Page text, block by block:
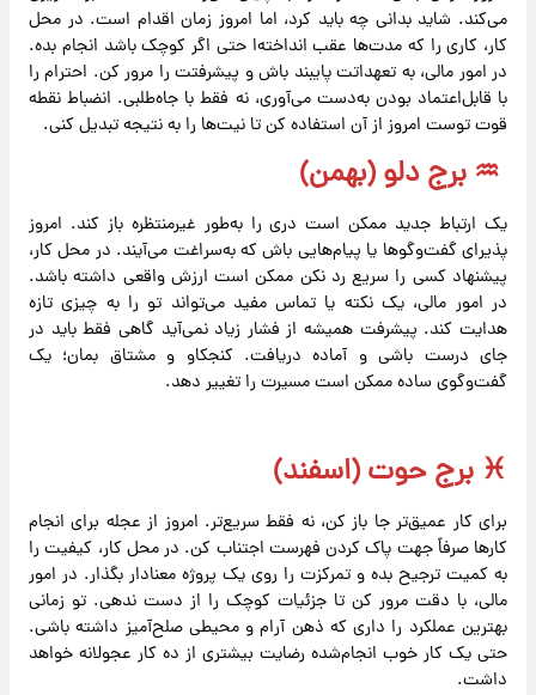
می‌کند. شاید بدانی چه باید کرد، اما امروز زمان اقدام است. در محل
کار، کاری را که مدت‌ها عقب انداخته‌ا حتی اگر کوچک باشد انجام بده.
در امور مالی، به تعهداتت پایبند باش و پیشرفتت را مرور کن. احترام را
با قابل‌اعتماد بودن به‌دست می‌آوری، نه فقط با جاه‌طلبی. انضباط نقطه
قوت توست امروز از آن استفاده کن تا نیت‌ها را به نتیجه تبدیل کنی.
♒️ برج دلو (بهمن)
یک ارتباط جدید ممکن است دری را به‌طور غیرمنتظره باز کند. امروز
پذیرای گفت‌وگوها یا پیام‌هایی باش که به‌سراغت می‌آیند. در محل کار،
پیشنهاد کسی را سریع رد نکن ممکن است ارزش واقعی داشته باشد.
در امور مالی، یک نکته یا تماس مفید می‌تواند تو را به چیزی تازه
هدایت کند. پیشرفت همیشه از فشار زیاد نمی‌آید گاهی فقط باید در
جای درست باشی و آماده دریافت. کنجکاو و مشتاق بمان؛ یک
گفت‌وگوی ساده ممکن است مسیرت را تغییر دهد.
♓️ برج حوت (اسفند)
برای کار عمیق‌تر جا باز کن، نه فقط سریع‌تر. امروز از عجله برای انجام
کارها صرفاً جهت پاک کردن فهرست اجتناب کن. در محل کار، کیفیت را
به کمیت ترجیح بده و تمرکزت را روی یک پروژه معنادار بگذار. در امور
مالی، با دقت مرور کن تا جزئیات کوچک را از دست ندهی. تو زمانی
بهترین عملکرد را داری که ذهن آرام و محیطی صلح‌آمیز داشته باشی.
حتی یک کار خوب انجام‌شده رضایت بیشتری از ده کار عجولانه خواهد
داشت.